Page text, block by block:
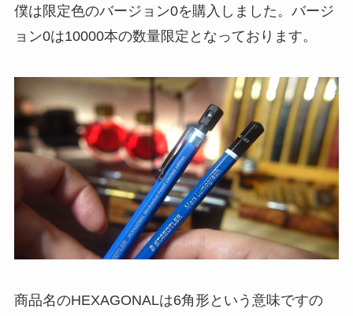
僕は限定色のバージョン0を購入しました。 バージ
ョン0は10000本の数量限定 となっております。
商品名のHEXAGONALは6角形という意味ですの